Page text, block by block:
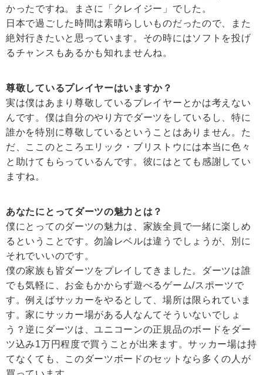
かったですね。まさに「クレイジー」でした。
日本で過ごした時間は素晴らしいものだったので、また
絶対行きたいと思っています。その時にはソフトを投げ
るチャンスもあるかも知れませんね。
尊敬しているプレイヤーはいますか？
実は僕はあまり尊敬しているプレイヤーとかは考えない
んです。僕は自分のやり方でダーツをしているし、特に
誰かを特別に尊敬しているということはありません。た
だ、ここのところエリック・ブリストウには本当に色々
と助けてもらっているんです。彼にはとても感謝してい
ますね。
あなたにとってダーツの魅力とは？
僕にとってのダーツの魅力は、家族全員で一緒に楽しめ
るということです。勿論レベルは違うでしょうが、別に
それでいいのです。
僕の家族も皆ダーツをプレイしてきました。ダーツは誰
でも気軽に、お金もかからず遊べるゲーム/スポーツで
す。例えばサッカーをやるとして、場所は限られていま
す。家にサッカー場がある人なんてそういないでしょ
う？逆にダーツは、ユニコーンの正規品のボードをダー
ツ込み1万円程度で買うことが出来ます。サッカー場は持
てなくても、このダーツボードのセットなら多くの人が